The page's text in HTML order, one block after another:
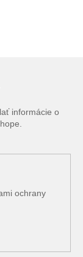
informácie o
ochrany